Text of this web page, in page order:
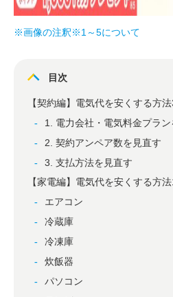
※画像の注釈※1～5について
目次
【契約編】電気代を安くする方
1. 電力会社・電気料金プラ
2. 契約アンペア数を見直す
3. 支払方法を見直す
【家電編】電気代を安くする方
エアコン
冷蔵庫
冷凍庫
炊飯器
パソコン